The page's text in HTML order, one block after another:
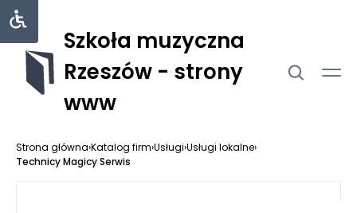
Szkoła muzyczna
Rzeszów - strony
www
Strona główna›Katalog firm›Usługi›Usługi lokalne›
Technicy Magicy Serwis